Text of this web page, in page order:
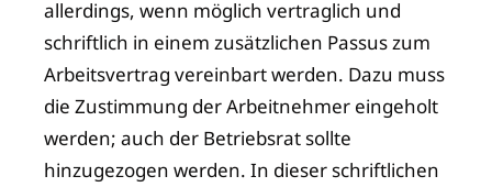
allerdings, wenn möglich vertraglich und
schriftlich in einem zusätzlichen Passus zum
Arbeitsvertrag vereinbart werden. Dazu muss
die Zustimmung der Arbeitnehmer eingeholt
werden; auch der Betriebsrat sollte
hinzugezogen werden. In dieser schriftlichen